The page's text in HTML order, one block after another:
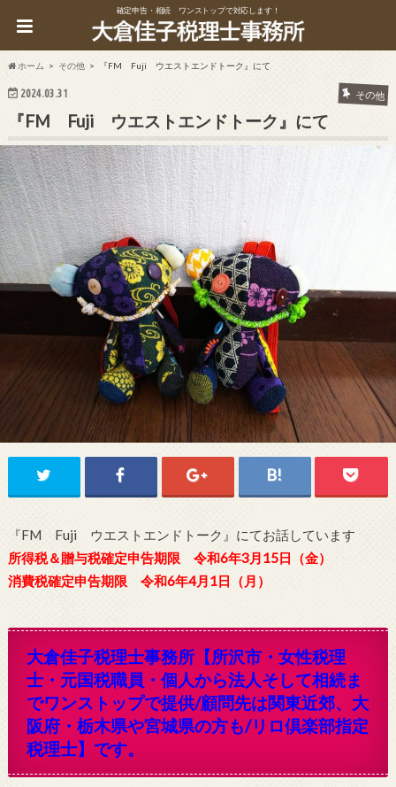
確定申告・相続 ワンストップで対応します！
ホーム その他 『FM Fuji ウエストエンドトーク』にて
2024.03.31 その他
『FM Fuji ウエストエンドトーク』にて
『FM Fuji ウエストエンドトーク』にてお話しています
所得税＆贈与税確定申告期限 令和6年3月15日（金）
消費税確定申告期限 令和6年4月1日（月 ）
大倉佳子税理士事務所【所沢市・女性税理
士・元国税職員・個人から法人そして相続ま
でワンストップで提供/顧問先は関東近郊、大
阪府・栃木県や宮城県の方も/リロ倶楽部指定
税理士】です。